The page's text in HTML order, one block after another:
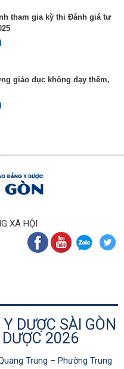
tham gia kỳ thi Đánh giá tư
giáo dục không dạy thêm,
XÃ HỘI
DƯỢC SÀI GÒN
2026
Trung – Phường Trung